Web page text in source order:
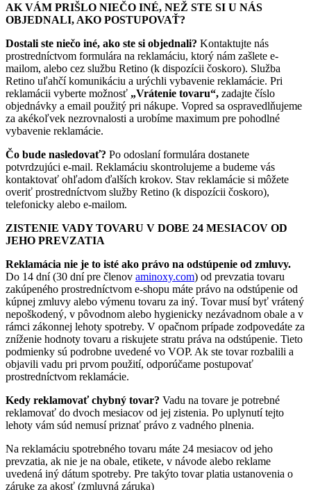
AK VÁM PRIŠLO NIEČO INÉ, NEŽ STE SI U NÁS
OBJEDNALI, AKO POSTUPOVAŤ?
Dostali ste niečo iné, ako ste si objednali? Kontaktujte nás
prostredníctvom formulára na reklamáciu, ktorý nám zašlete e-
mailom, alebo cez službu Retino (k dispozícii čoskoro). Služba
Retino uľahčí komunikáciu a urýchli vybavenie reklamácie. Pri
reklamácii vyberte možnosť „Vrátenie tovaru“, zadajte číslo
objednávky a email použitý pri nákupe. Vopred sa ospravedlňujeme
za akékoľvek nezrovnalosti a urobíme maximum pre pohodlné
vybavenie reklamácie.
Čo bude nasledovať? Po odoslaní formulára dostanete
potvrdzujúci e-mail. Reklamáciu skontrolujeme a budeme vás
kontaktovať ohľadom ďalších krokov. Stav reklamácie si môžete
overiť prostredníctvom služby Retino (k dispozícii čoskoro),
telefonicky alebo e-mailom.
ZISTENIE VADY TOVARU V DOBE 24 MESIACOV OD
JEHO PREVZATIA
Reklamácia nie je to isté ako právo na odstúpenie od zmluvy.
Do 14 dní (30 dní pre členov aminoxy.com) od prevzatia tovaru
zakúpeného prostredníctvom e-shopu máte právo na odstúpenie od
kúpnej zmluvy alebo výmenu tovaru za iný. Tovar musí byť vrátený
nepoškodený, v pôvodnom alebo hygienicky nezávadnom obale a v
rámci zákonnej lehoty spotreby. V opačnom prípade zodpovedáte za
zníženie hodnoty tovaru a riskujete stratu práva na odstúpenie. Tieto
podmienky sú podrobne uvedené vo VOP. Ak ste tovar rozbalili a
objavili vadu pri prvom použití, odporúčame postupovať
prostredníctvom reklamácie.
Kedy reklamovať chybný tovar? Vadu na tovare je potrebné
reklamovať do dvoch mesiacov od jej zistenia. Po uplynutí tejto
lehoty vám súd nemusí priznať právo z vadného plnenia.
Na reklamáciu spotrebného tovaru máte 24 mesiacov od jeho
prevzatia, ak nie je na obale, etikete, v návode alebo reklame
uvedená iný dátum spotreby. Pre takýto tovar platia ustanovenia o
záruke za akosť (zmluvná záruka)